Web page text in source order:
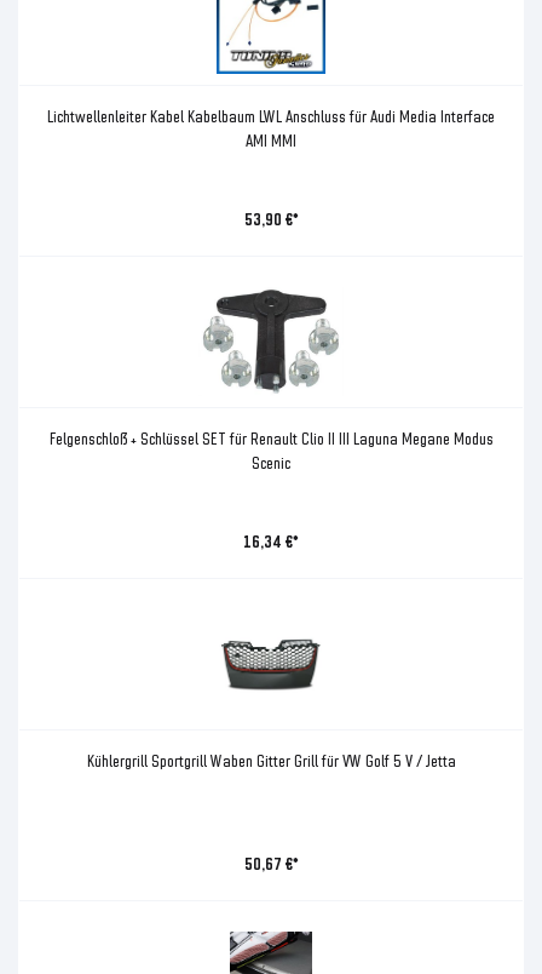
Lichtwellenleiter Kabel Kabelbaum LWL Anschluss für Audi Media Interface
AMI MMI
53,90 €*
Felgenschloß + Schlüssel SET für Renault Clio II III Laguna Megane Modus
Scenic
16,34 €*
Kühlergrill Sportgrill Waben Gitter Grill für VW Golf 5 V / Jetta
50,67 €*